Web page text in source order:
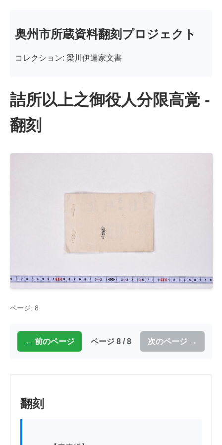
奥州市所蔵資料翻刻プロジェクト
コレクション: 梁川伊達家文書
詰所以上之御役人分限高覚 -
翻刻
ページ: 8
← 前のページ ページ 8 / 8 次のページ →
翻刻